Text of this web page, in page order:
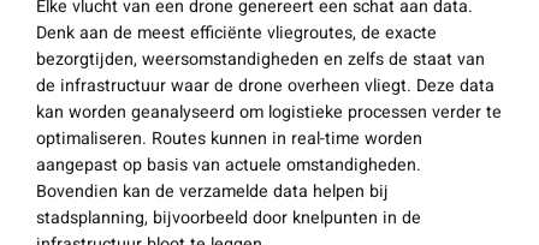
Elke vlucht van een drone genereert een schat aan data.
Denk aan de meest efficiënte vliegroutes, de exacte
bezorgtijden, weersomstandigheden en zelfs de staat van
de infrastructuur waar de drone overheen vliegt. Deze data
kan worden geanalyseerd om logistieke processen verder te
optimaliseren. Routes kunnen in real-time worden
aangepast op basis van actuele omstandigheden.
Bovendien kan de verzamelde data helpen bij
stadsplanning, bijvoorbeeld door knelpunten in de